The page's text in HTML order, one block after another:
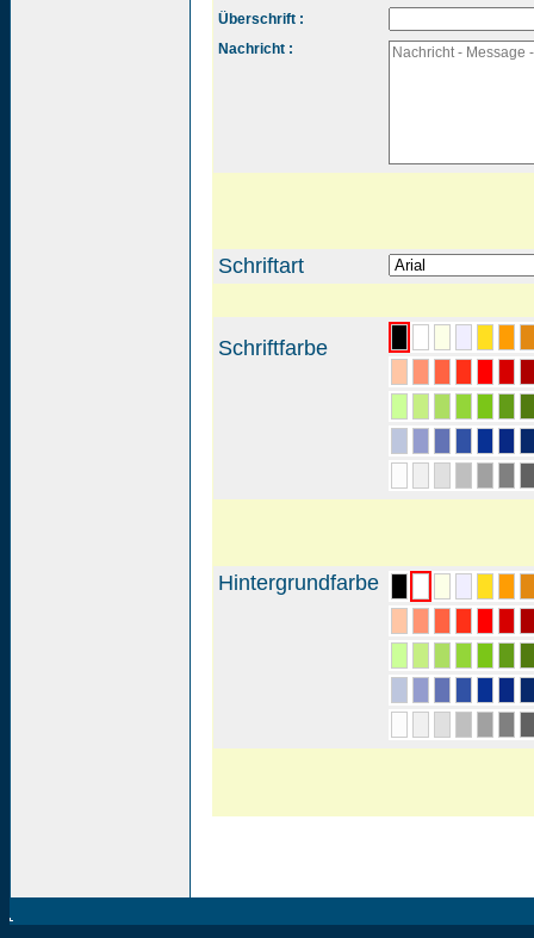
Überschrift :
Nachricht :
Schriftart
Schriftfarbe
Hintergrundfarbe